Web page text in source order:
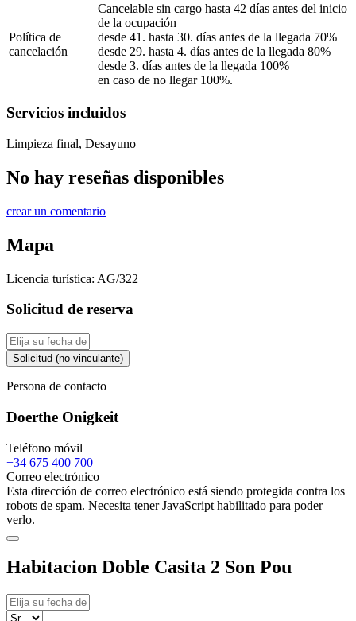
Política de
cancelación
Cancelable sin cargo hasta 42 días antes del inicio
de la ocupación
desde 41. hasta 30. días antes de la llegada 70%
desde 29. hasta 4. días antes de la llegada 80%
desde 3. días antes de la llegada 100%
en caso de no llegar 100%.
Servicios incluidos
Limpieza final, Desayuno
No hay reseñas disponibles
crear un comentario
Mapa
Licencia turística: AG/322
Solicitud de reserva
Solicitud (no vinculante)
Persona de contacto
Doerthe Onigkeit
Teléfono móvil
+34 675 400 700
Correo electrónico
Esta dirección de correo electrónico está siendo protegida contra los
robots de spam. Necesita tener JavaScript habilitado para poder
verlo.
Habitacion Doble Casita 2 Son Pou